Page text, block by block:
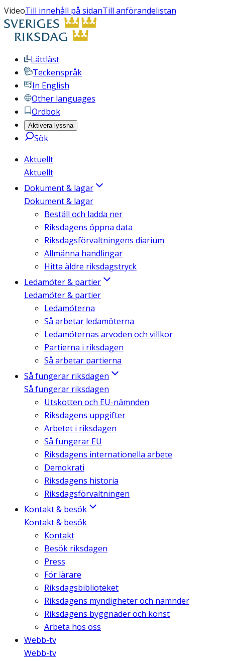
VideoTill innehåll på sidanTill anförandelistan
Lättläst
Teckenspråk
In English
Other languages
Ordbok
Aktivera lyssna
Sök
Aktuellt
Aktuellt
Dokument & lagar
Dokument & lagar
Beställ och ladda ner
Riksdagens öppna data
Riksdagsförvaltningens diarium
Allmänna handlingar
Hitta äldre riksdagstryck
Ledamöter & partier
Ledamöter & partier
Ledamöterna
Så arbetar ledamöterna
Ledamöternas arvoden och villkor
Partierna i riksdagen
Så arbetar partierna
Så fungerar riksdagen
Så fungerar riksdagen
Utskotten och EU-nämnden
Riksdagens uppgifter
Arbetet i riksdagen
Så fungerar EU
Riksdagens internationella arbete
Demokrati
Riksdagens historia
Riksdagsförvaltningen
Kontakt & besök
Kontakt & besök
Kontakt
Besök riksdagen
Press
För lärare
Riksdagsbiblioteket
Riksdagens myndigheter och nämnder
Riksdagens byggnader och konst
Arbeta hos oss
Webb-tv
Webb-tv